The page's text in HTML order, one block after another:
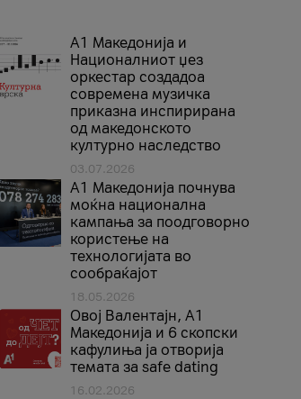
А1 Македонија и
Националниот џез
оркестар создадоа
современа музичка
приказна инспирирана
од македонското
културно наследство
03.07.2026
A1 Македонија почнува
моќна национална
кампања за поодговорно
користење на
технологијата во
сообраќајот
18.05.2026
Овој Валентајн, A1
Македонија и 6 скопски
кафулиња ја отворија
темата за safe dating
16.02.2026